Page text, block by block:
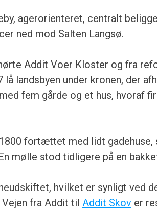
agerorienteret, centralt
ned mod Salten Langsø.
Addit Voer Kloster og fra
lå landsbyen under kronen, der
fem gårde og et hus, hvoraf
fortættet med lidt
mølle stod tidligere på en
hvilket er synligt ved
fra Addit til Addit Skover